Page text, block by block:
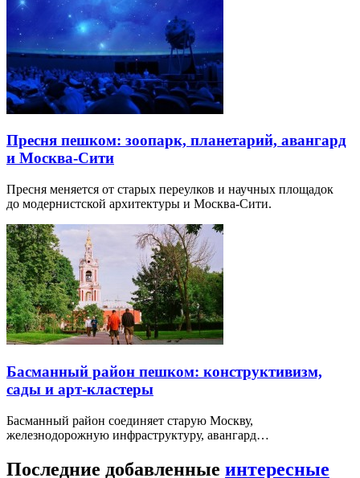
Пресня пешком: зоопарк, планетарий, авангард
и Москва-Сити
Пресня меняется от старых переулков и научных площадок
до модернистской архитектуры и Москва-Сити.
Басманный район пешком: конструктивизм,
сады и арт-кластеры
Басманный район соединяет старую Москву,
железнодорожную инфраструктуру, авангард…
Последние добавленные интересные